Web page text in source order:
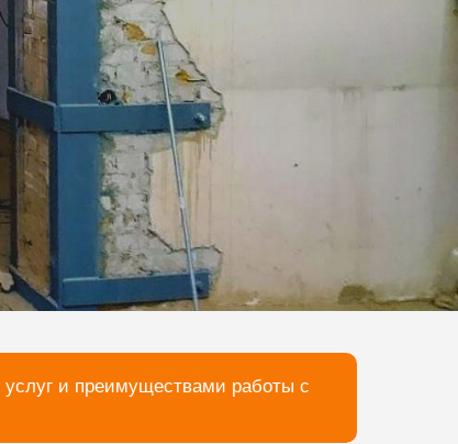
и преимуществами работы с